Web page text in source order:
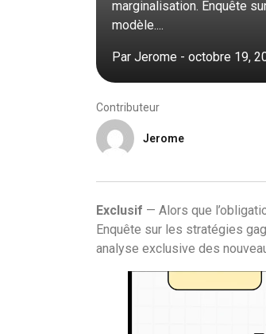
marginalisation. Enquête
modèle....
Par Jerome - octobre 19,
Contributeur
Jerome
Exclusif — Alors que
Enquête sur les stratégies
analyse exclusive des